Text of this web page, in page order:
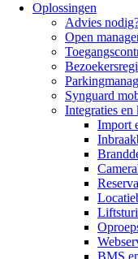
Oplossingen
Advies
Open
Synguard
Integraties en
Import
BMS